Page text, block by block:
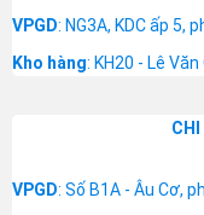
VPGD: NG3A, KDC ấp 5,
Kho hàng: KH20 - Lê
CHI
VPGD: Số B1A - Âu Cơ,